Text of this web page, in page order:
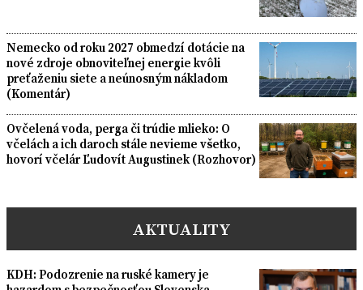
Nemecko od roku 2027 obmedzí dotácie na
nové zdroje obnoviteľnej energie kvôli
preťaženiu siete a neúnosným nákladom
(Komentár)
Ovčelená voda, perga či trúdie mlieko: O
včelách a ich daroch stále nevieme všetko,
hovorí včelár Ľudovít Augustinek (Rozhovor)
AKTUALITY
KDH: Podozrenie na ruské kamery je